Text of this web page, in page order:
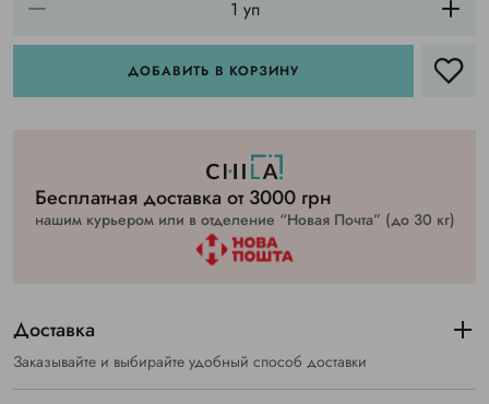
ДОБАВИТЬ В КОРЗИНУ
Бесплатная доставка от 3000 грн
нашим курьером или в отделение “Новая Почта” (до 30 кг)
Доставка
Заказывайте и выбирайте удобный способ доставки